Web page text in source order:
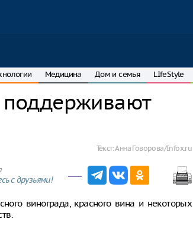
Медицина Дом и семья LIfeStyle
поддерживают
Текст:Анна Говорова/Infox.ru
с друзьями!
винограда, красного вина и некоторых